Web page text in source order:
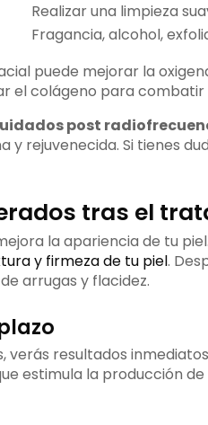
Realizar una limpieza
Fragancia, alcohol,
puede mejorar la
el colágeno para combatir
post
y rejuvenecida. Si tienes
tras el
la apariencia de tu
y firmeza de tu piel.
arrugas y flacidez.
verás resultados
estimula la producción